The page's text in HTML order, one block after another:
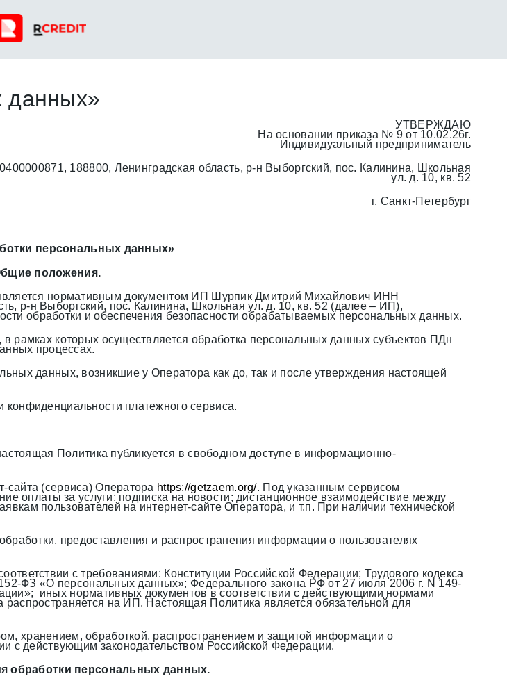
данных»
УТВЕРЖДАЮ
На основании приказа № 9 от 10.02.26г.
Индивидуальный предприниматель
188800, Ленинградская область, р-н Выборгский, пос. Калинина, Школьная
ул. д. 10, кв. 52
г. Санкт-Петербург
персональных данных»
положения.
нормативным документом ИП Шурпик Дмитрий Михайлович ИНН
р-н Выборгский, пос. Калинина, Школьная ул. д. 10, кв. 52 (далее – ИП),
обработки и обеспечения безопасности обрабатываемых персональных данных.
рамках которых осуществляется обработка персональных данных субъектов ПДн
процессах.
данных, возникшие у Оператора как до, так и после утверждения настоящей
конфиденциальности платежного сервиса.
Политика публикуется в свободном доступе в информационно-
сайта (сервиса) Оператора https://getzaem.org/. Под указанным сервисом
оплаты за услуги; подписка на новости; дистанционное взаимодействие между
пользователей на интернет-сайте Оператора, и т.п. При наличии технической
предоставления и распространения информации о пользователях
с требованиями: Конституции Российской Федерации; Трудового кодекса
ФЗ «О персональных данных»; Федерального закона РФ от 27 июля 2006 г. N 149-
иных нормативных документов в соответствии с действующими нормами
на ИП. Настоящая Политика является обязательной для
хранением, обработкой, распространением и защитой информации о
с действующим законодательством Российской Федерации.
обработки персональных данных.